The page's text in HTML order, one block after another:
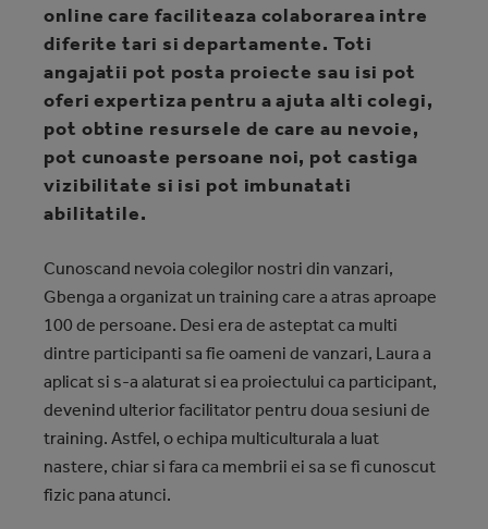
online care faciliteaza colaborarea intre
diferite tari si departamente. Toti
angajatii pot posta proiecte sau isi pot
oferi expertiza pentru a ajuta alti colegi,
pot obtine resursele de care au nevoie,
pot cunoaste persoane noi, pot castiga
vizibilitate si isi pot imbunatati
abilitatile.
Cunoscand nevoia colegilor nostri din vanzari,
Gbenga a organizat un training care a atras aproape
100 de persoane. Desi era de asteptat ca multi
dintre participanti sa fie oameni de vanzari, Laura a
aplicat si s-a alaturat si ea proiectului ca participant,
devenind ulterior facilitator pentru doua sesiuni de
training. Astfel, o echipa multiculturala a luat
nastere, chiar si fara ca membrii ei sa se fi cunoscut
fizic pana atunci.